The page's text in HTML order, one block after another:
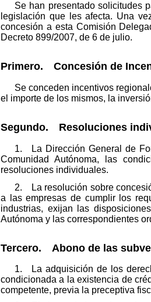
Se han presentado solicitudes
legislación que les afecta. Una
concesión a esta Comisión
Decreto 899/2007, de 6 de julio.
Primero. Concesión de
Se conceden incentivos
el importe de los mismos, la
Segundo. Resoluciones
1. La Dirección General de
Comunidad Autónoma, las
resoluciones individuales.
2. La resolución sobre
a las empresas de cumplir los
industrias, exijan las
Autónoma y las correspondientes
Tercero. Abono de las
1. La adquisición de los
condicionada a la existencia de
competente, previa la preceptiva